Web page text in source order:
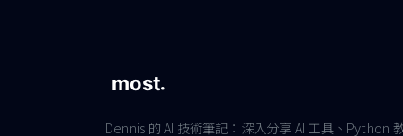
Dennis 的 AI 技術筆記：深入分享 AI 工具、Python